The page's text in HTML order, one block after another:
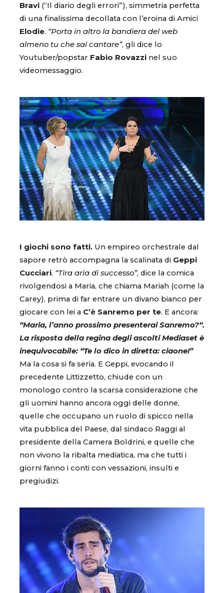
Bravi (“Il diario degli errori”), simmetria perfetta
di una finalissima decollata con l’eroina di Amici
Elodie. “Porta in altro la bandiera del web
almeno tu che sai cantare”, gli dice lo
Youtuber/popstar Fabio Rovazzi nel suo
videomessaggio.
I giochi sono fatti. Un empireo orchestrale dal
sapore retrò accompagna la scalinata di Geppi
Cucciari. “Tira aria di successo”, dice la comica
rivolgendosi a Maria, che chiama Mariah (come la
Carey), prima di far entrare un divano bianco per
giocare con lei a C’è Sanremo per te. E ancora:
“Maria, l’anno prossimo presenterai Sanremo?“.
La risposta della regina degli ascolti Mediaset è
inequivocabile: “Te lo dico in diretta: ciaone!”
Ma la cosa si fa seria. E Geppi, evocando il
precedente Littizzetto, chiude con un
monologo contro la scarsa considerazione che
gli uomini hanno ancora oggi delle donne,
quelle che occupano un ruolo di spicco nella
vita pubblica del Paese, dal sindaco Raggi al
presidente della Camera Boldrini, e quelle che
non vivono la ribalta mediatica, ma che tutti i
giorni fanno i conti con vessazioni, insulti e
pregiudizi.